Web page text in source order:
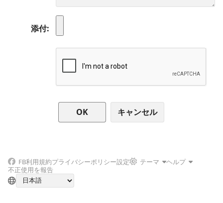
添付
キャンセル
FB利用規約プライバシーポリシー設定 テーマ
ヘルプ
不正使用を報告